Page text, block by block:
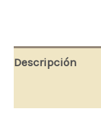
Descripción